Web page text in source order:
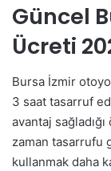
Güncel
Ücreti
Bursa İzmir
3 saat tasarruf
avantaj
zaman tasarrufu
kullanmak daha